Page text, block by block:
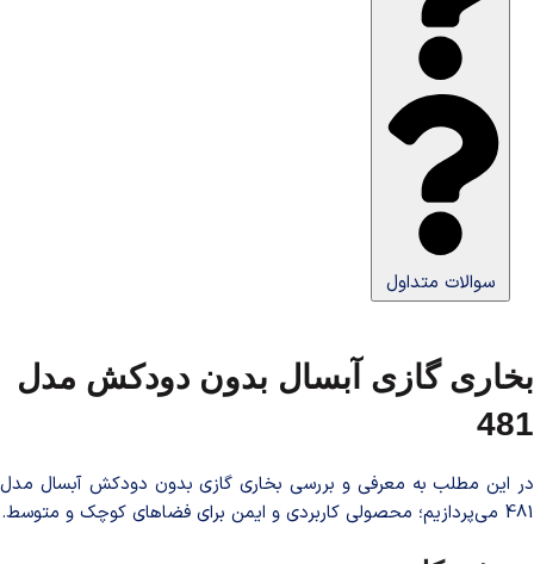
سوالات متداول
بخاری گازی آبسال بدون دودکش مدل
481
در این مطلب به معرفی و بررسی بخاری گازی بدون دودکش آبسال مدل
481 می‌پردازیم؛ محصولی کاربردی و ایمن برای فضاهای کوچک و متوسط.